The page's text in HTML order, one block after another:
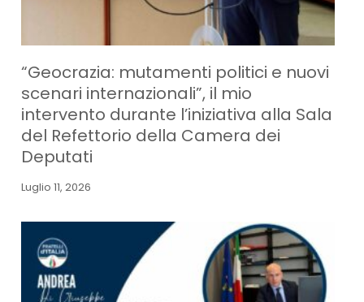
“Geocrazia: mutamenti politici e nuovi
scenari internazionali”, il mio
intervento durante l’iniziativa alla Sala
del Refettorio della Camera dei
Deputati
Luglio 11, 2026